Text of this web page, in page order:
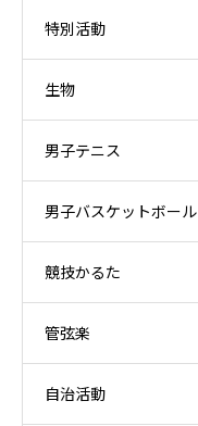
特別活動
生物
男子テニス
男子バスケットボール
競技かるた
管弦楽
自治活動